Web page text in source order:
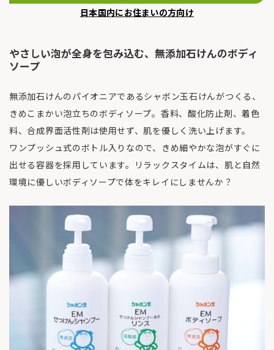
日本国内にお住まいの方向け
やさしい泡が全身を包み込む、無添加石けんのボディ
ソープ
無添加石けんのパイオニアであるシャボン玉石けんがつくる、
きめこまかい泡立ちのボディソープ。香料、酸化防止剤、着色
料、合成界面活性剤は使用せず、肌を優しく洗い上げます。
ワンプッシュ式のボトル入りなので、きめ細やかな泡がすぐに
出せる容器を採用しています。リラックスタイムは、肌と自然
環境に優しいボディソープで体をキレイにしませんか？